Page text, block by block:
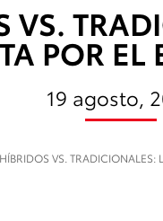
POR EL
19 agosto,
VS. TRADICIONALES: